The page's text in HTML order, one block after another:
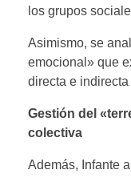
los grupos
Asimismo, se
emocional» que
directa e
Gestión del
colectiva
Además, Infante